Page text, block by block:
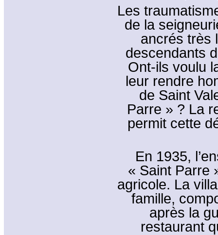
Les
de la
ancrés très
descendants
Ont-ils voulu
leur rendre
de Saint
Parre » ? La
permit cette
En 1935,
« Saint Parre
agricole. La
famille,
après la
restaurant